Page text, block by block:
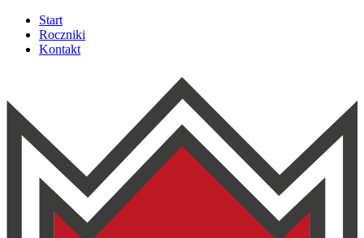
Start
Roczniki
Kontakt